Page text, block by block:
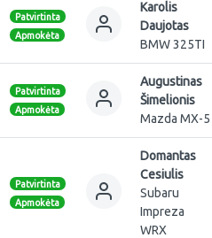
Patvirtinta
Apmokėta
Karolis
Daujotas
BMW 325TI
Patvirtinta
Apmokėta
Augustinas
Šimelionis
Mazda MX-5
Patvirtinta
Apmokėta
Domantas
Cesiulis
Subaru
Impreza
WRX